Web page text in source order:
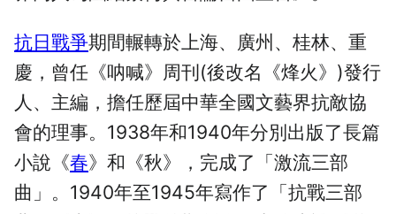
抗日戰爭期間輾轉於上海、廣州、桂林、重
慶，曾任《呐喊》周刊(後改名《烽火》)發行
人、主編，擔任歷屆中華全國文藝界抗敵協
會的理事。1938年和1940年分別出版了長篇
小說《春》和《秋》，完成了「激流三部
曲」。1940年至1945年寫作了「抗戰三部